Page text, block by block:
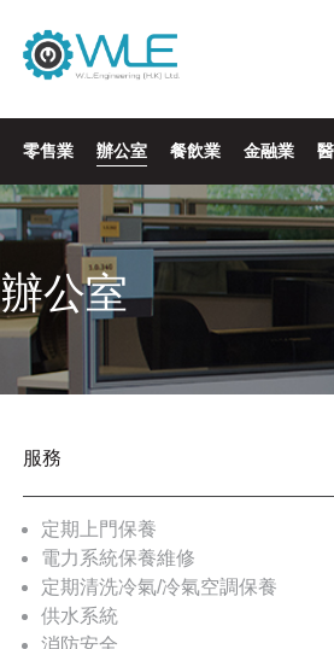
零售業 辦公室 餐飲業 金融業
辦公室
服務
定期上門保養
電力系統保養維修
定期清洗冷氣/冷氣空調保養
供水系統
消防安全